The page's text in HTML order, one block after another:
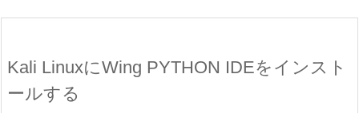
Kali LinuxにWing PYTHON IDEをインスト
ールする